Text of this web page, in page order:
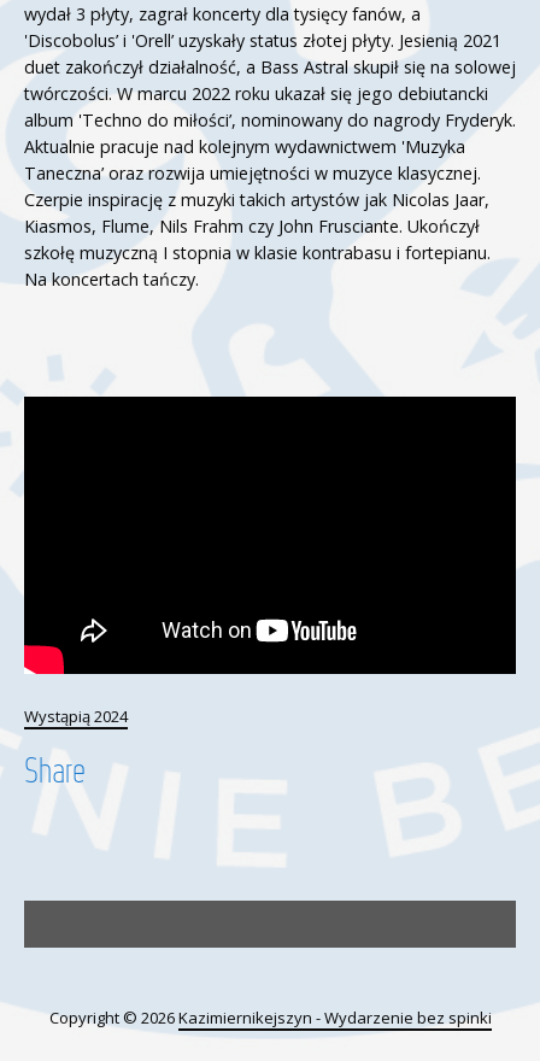
wydał 3 płyty, zagrał koncerty dla tysięcy fanów, a
'Discobolus’ i 'Orell’ uzyskały status złotej płyty. Jesienią 2021
duet zakończył działalność, a Bass Astral skupił się na solowej
twórczości. W marcu 2022 roku ukazał się jego debiutancki
album 'Techno do miłości’, nominowany do nagrody Fryderyk.
Aktualnie pracuje nad kolejnym wydawnictwem 'Muzyka
Taneczna’ oraz rozwija umiejętności w muzyce klasycznej.
Czerpie inspirację z muzyki takich artystów jak Nicolas Jaar,
Kiasmos, Flume, Nils Frahm czy John Frusciante. Ukończył
szkołę muzyczną I stopnia w klasie kontrabasu i fortepianu.
Na koncertach tańczy.
Wystąpią 2024
Share
Copyright © 2026Kazimiernikejszyn - Wydarzenie bez spinki